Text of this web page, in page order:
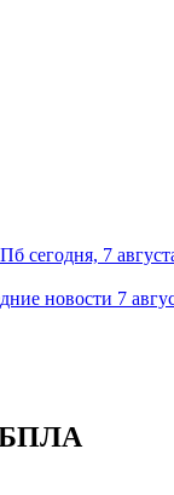
сегодня, 7
новости 7
БПЛА